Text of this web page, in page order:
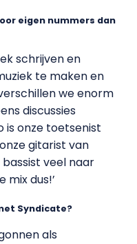
eigen nummers dan
schrijven en
te maken en
we enorm
discussies
is onze toetsenist
gitarist van
veel naar
mix dus!’
Syndicate?
als